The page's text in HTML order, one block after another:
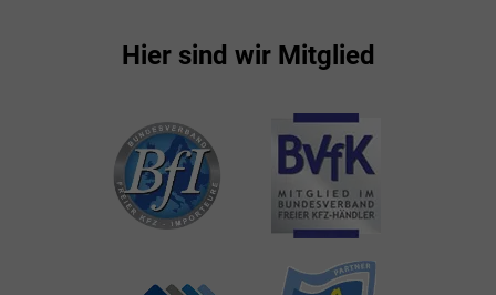
Hier sind wir Mitglied